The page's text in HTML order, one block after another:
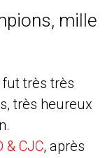
mille
très très
très heureux
& CJC, après